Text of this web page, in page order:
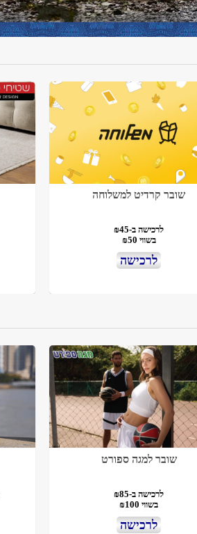
שובר קרדיט למשלוחה
לרכישה ב-₪45
בשווי ₪50
לרכישה
שובר למגה ספורט
לרכישה ב-₪85
בשווי ₪100
לרכישה